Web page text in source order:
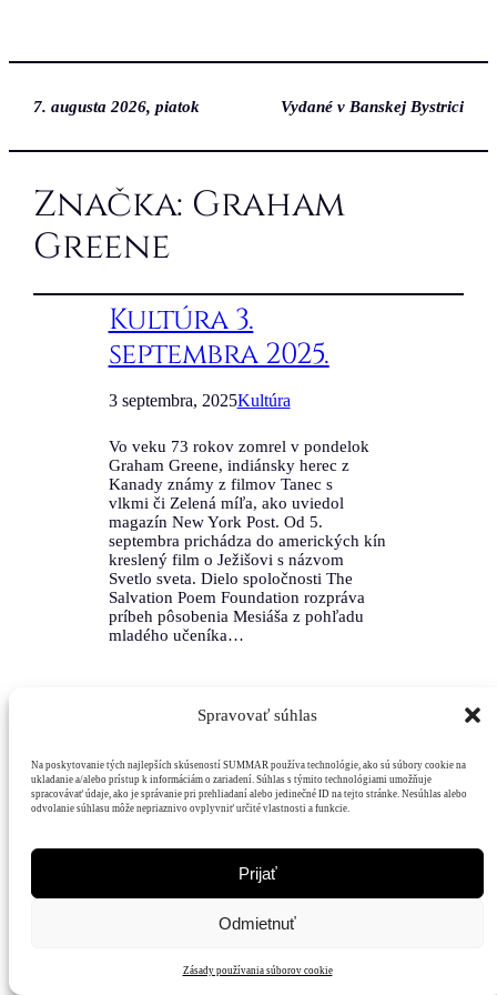
Spravovať súhlas
Na poskytovanie tých najlepších skúseností SUMMAR používa technológie, ako sú súbory cookie na
ukladanie a/alebo prístup k informáciám o zariadení. Súhlas s týmito technológiami umožňuje
spracovávať údaje, ako je správanie pri prehliadaní alebo jedinečné ID na tejto stránke. Nesúhlas alebo
odvolanie súhlasu môže nepriaznivo ovplyvniť určité vlastnosti a funkcie.
Prijať
Odmietnuť
Zásady používania súborov cookie
7. augusta 2026, piatok Vydané v Banskej Bystrici
Značka: Graham
Greene
Kultúra 3.
septembra 2025.
3 septembra, 2025Kultúra
Vo veku 73 rokov zomrel v pondelok
Graham Greene, indiánsky herec z
Kanady známy z filmov Tanec s
vlkmi či Zelená míľa, ako uviedol
magazín New York Post. Od 5.
septembra prichádza do amerických kín
kreslený film o Ježišovi s názvom
Svetlo sveta. Dielo spoločnosti The
Salvation Poem Foundation rozpráva
príbeh pôsobenia Mesiáša z pohľadu
mladého učeníka…
Mediálny